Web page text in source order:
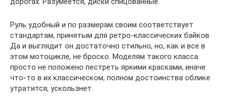
Руль удобный и по размерам своим соответствует
стандартам, принятым для ретро-классических байков.
Да и выглядит он достаточно стильно, но, как и все в
этом мотоцикле, не броско. Моделям такого класса
просто не положено пестреть яркими красками, иначе
что-то в их классическом, полном достоинства облике
утратится, ускользнет.